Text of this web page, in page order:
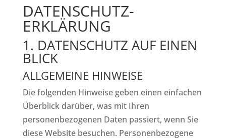
DATENSCHUTZ­
ERKLÄRUNG
1. DATENSCHUTZ AUF EINEN
BLICK
ALLGEMEINE HINWEISE
Die folgenden Hinweise geben einen einfachen
Überblick darüber, was mit Ihren
personenbezogenen Daten passiert, wenn Sie
diese Website besuchen. Personenbezogene